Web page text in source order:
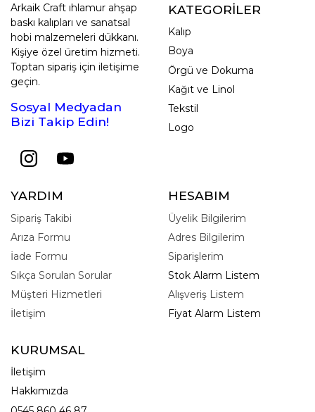
Arkaik Craft ıhlamur ahşap
baskı kalıpları ve sanatsal
hobi malzemeleri dükkanı.
Kişiye özel üretim hizmeti.
Toptan sipariş için iletişime
geçin.
Sosyal Medyadan
Bizi Takip Edin!
KATEGORİLER
Kalıp
Boya
Örgü ve Dokuma
Kağıt ve Linol
Tekstil
Logo
YARDIM
Sipariş Takibi
Arıza Formu
İade Formu
Sıkça Sorulan Sorular
Müşteri Hizmetleri
İletişim
HESABIM
Üyelik Bilgilerim
Adres Bilgilerim
Siparişlerim
Stok Alarm Listem
Alışveriş Listem
Fiyat Alarm Listem
KURUMSAL
İletişim
Hakkımızda